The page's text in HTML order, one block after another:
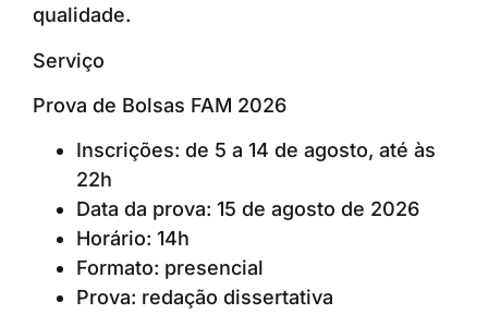
qualidade.
Serviço
Prova de Bolsas FAM 2026
Inscrições: de 5 a 14 de agosto, até às
22h
Data da prova: 15 de agosto de 2026
Horário: 14h
Formato: presencial
Prova: redação dissertativa